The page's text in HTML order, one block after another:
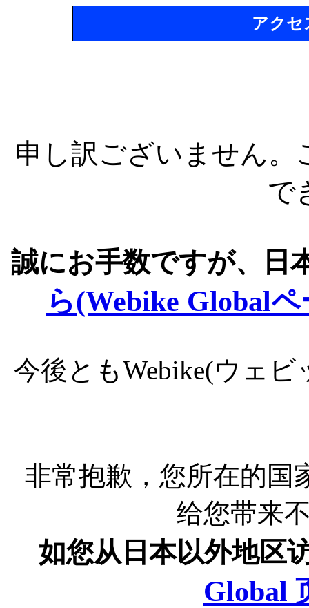
アクセ
申し訳ございません
で
誠にお手数ですが、日
ら(Webike Global
今後ともWebike(ウェ
非常抱歉，您所在的国
给您带来
如您从日本以外地区
Global